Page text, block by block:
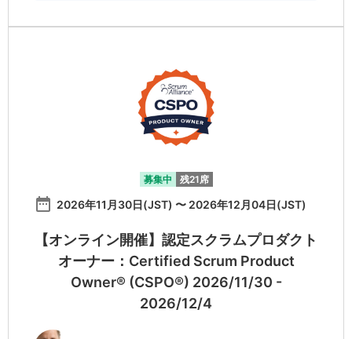
募集中 残21席
date_range 2026年11月30日(JST) 〜 2026年12月04日(JST)
【オンライン開催】認定スクラムプロダクト
オーナー：Certified Scrum Product
Owner® (CSPO®) 2026/11/30 -
2026/12/4